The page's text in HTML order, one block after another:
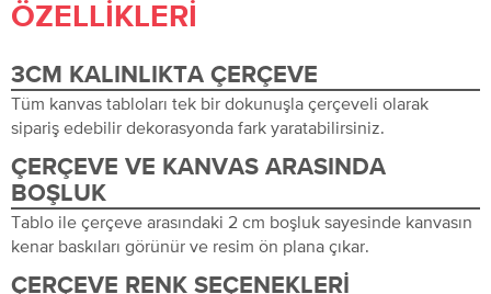
ÖZELLIKLERI
3CM KALINLIKTA ÇERÇEVE
Tüm kanvas tabloları tek bir dokunuşla çerçeveli olarak
sipariş edebilir dekorasyonda fark yaratabilirsiniz.
ÇERÇEVE VE KANVAS ARASINDA
BOŞLUK
Tablo ile çerçeve arasındaki 2 cm boşluk sayesinde kanvasın
kenar baskıları görünür ve resim ön plana çıkar.
ÇERÇEVE RENK SEÇENEKLERI